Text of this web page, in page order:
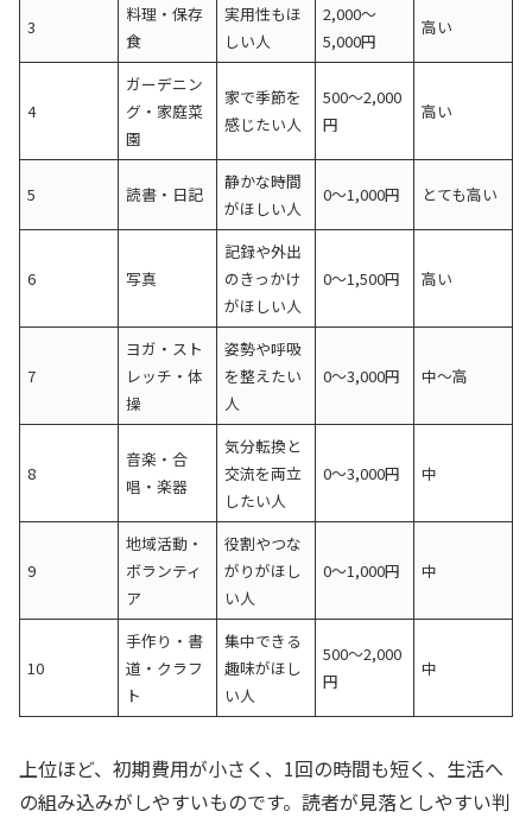
3
料理・保存
食
実用性もほ
しい人
2,000〜
5,000円
高い
4
ガーデニン
グ・家庭菜
園
家で季節を
感じたい人
500〜2,000
円
高い
5 読書・日記
静かな時間
がほしい人
0〜1,000円 とても高い
6 写真
記録や外出
のきっかけ
がほしい人
0〜1,500円 高い
7
ヨガ・スト
レッチ・体
操
姿勢や呼吸
を整えたい
人
0〜3,000円 中〜高
8
音楽・合
唱・楽器
気分転換と
交流を両立
したい人
0〜3,000円 中
9
地域活動・
ボランティ
ア
役割やつな
がりがほし
い人
0〜1,000円 中
10
手作り・書
道・クラフ
ト
集中できる
趣味がほし
い人
500〜2,000
円
中
上位ほど、初期費用が小さく、1回の時間も短く、生活へ
の組み込みがしやすいものです。読者が見落としやすい判